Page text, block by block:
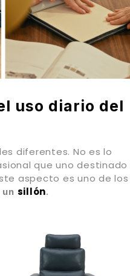
uso diario del
diferentes. No es lo
que uno destinado
aspecto es uno de los
sillón.